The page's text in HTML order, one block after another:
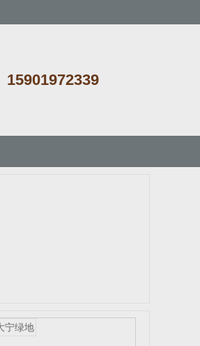
15901972339